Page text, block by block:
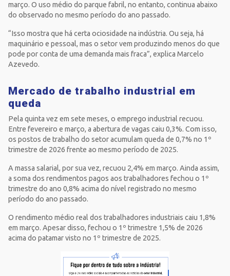
março. O uso médio do parque fabril, no entanto, continua abaixo
do observado no mesmo período do ano passado.
“Isso mostra que há certa ociosidade na indústria. Ou seja, há
maquinário e pessoal, mas o setor vem produzindo menos do que
pode por conta de uma demanda mais fraca”, explica Marcelo
Azevedo.
Mercado de trabalho industrial em
queda
Pela quinta vez em sete meses, o emprego industrial recuou.
Entre fevereiro e março, a abertura de vagas caiu 0,3%. Com isso,
os postos de trabalho do setor acumulam queda de 0,7% no 1º
trimestre de 2026 frente ao mesmo período de 2025.
A massa salarial, por sua vez, recuou 2,4% em março. Ainda assim,
a soma dos rendimentos pagos aos trabalhadores fechou o 1º
trimestre do ano 0,8% acima do nível registrado no mesmo
período do ano passado.
O rendimento médio real dos trabalhadores industriais caiu 1,8%
em março. Apesar disso, fechou o 1º trimestre 1,5% de 2026
acima do patamar visto no 1º trimestre de 2025.